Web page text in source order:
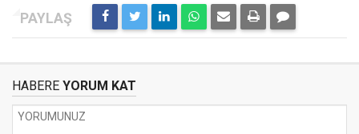
HABERE YORUM KAT